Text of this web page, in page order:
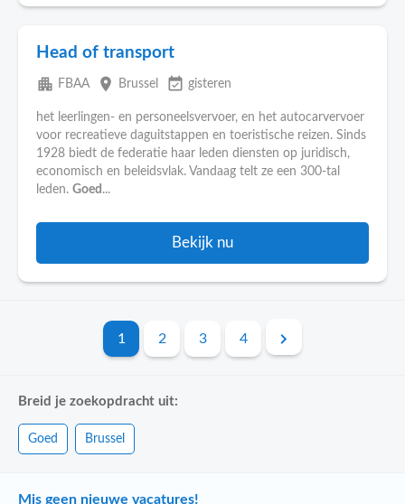
Head of transport
apartment FBAA place Brussel event_available gisteren
het leerlingen- en personeelsvervoer, en het autocarvervoer
voor recreatieve daguitstappen en toeristische reizen. Sinds
1928 biedt de federatie haar leden diensten op juridisch,
economisch en beleidsvlak. Vandaag telt ze een 300-tal
leden. Goed ...
Bekijk nu
1 2 3 4
Breid je zoekopdracht uit:
Goed Brussel
Mis geen nieuwe vacatures!